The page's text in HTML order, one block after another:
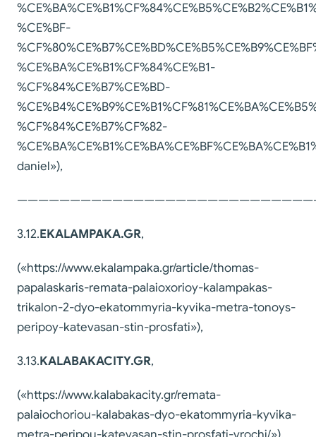
%CE%BF-
%CE%BA%CE%B1%CF%84%CE%B1-
%CF%84%CE%B7%CE%BD-
%CF%84%CE%B7%CF%82-
daniel»),
3.12.EKALAMPAKA.GR,
(«https://www.ekalampaka.gr/article/thomas-
papalaskaris-remata-palaioxorioy-kalampakas-
trikalon-2-dyo-ekatommyria-kyvika-metra-tonoys-
peripoy-katevasan-stin-prosfati»),
3.13.KALABAKACITY.GR,
(«https://www.kalabakacity.gr/remata-
palaiochoriou-kalabakas-dyo-ekatommyria-kyvika-